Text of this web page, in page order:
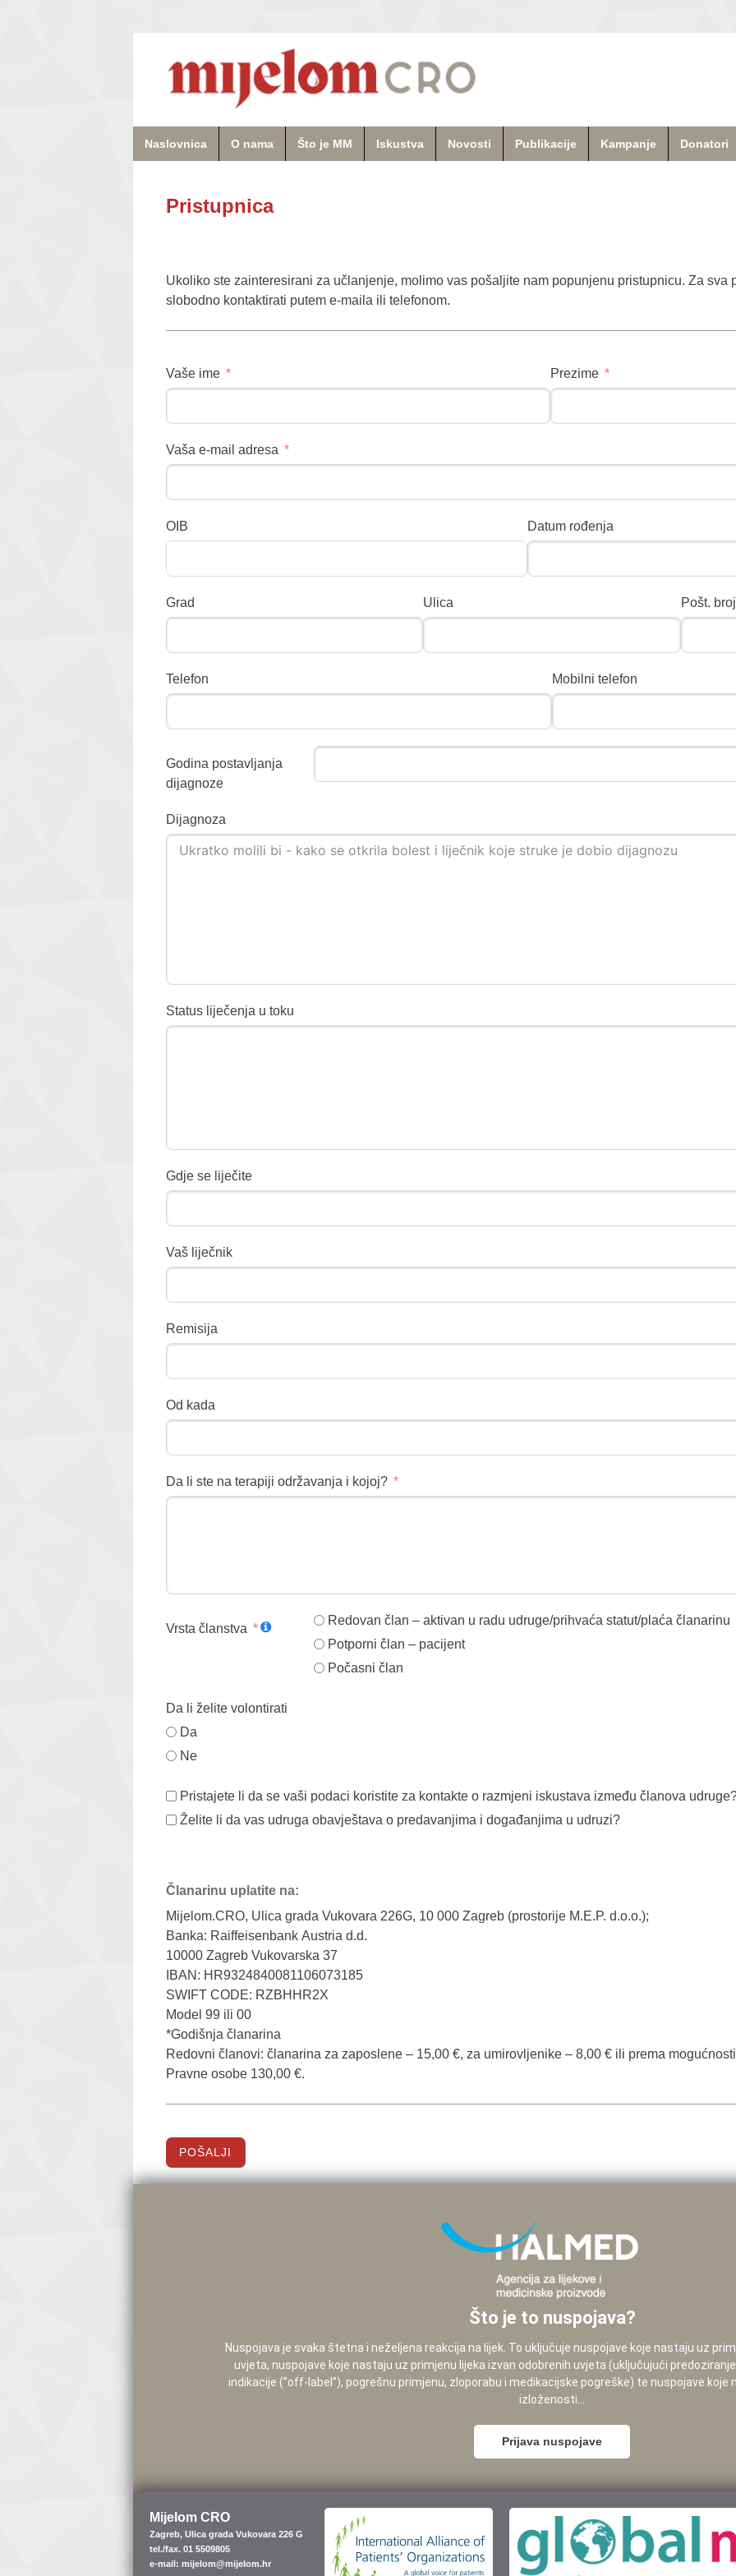
Naslovnica O nama Što je MM Iskustva Novosti Publikacije Kampanje Donatori
Pristupnica
Ukoliko ste zainteresirani za učlanjenje, molimo vas pošaljite nam popunjenu pristupnicu. Za sva
slobodno kontaktirati putem e-maila ili telefonom.
Vaše ime Prezime
Vaša e-mail adresa
OIB Datum rođenja
Grad Ulica Pošt. broj
Telefon Mobilni telefon
Godina postavljanja
dijagnoze
Dijagnoza
Status liječenja u toku
Gdje se liječite
Vaš liječnik
Remisija
Od kada
Da li ste na terapiji održavanja i kojoj?
Vrsta članstva
Redovan član – aktivan u radu udruge/prihvaća statut/plaća članarinu
Potporni član – pacijent
Počasni član
Da li želite volontirati
Da
Ne
Pristajete li da se vaši podaci koristite za kontakte o razmjeni iskustava između članova
Želite li da vas udruga obavještava o predavanjima i događanjima u udruzi?
Članarinu uplatite na:
Mijelom.CRO, Ulica grada Vukovara 226G, 10 000 Zagreb (prostorije M.E.P. d.o.o.);
Banka: Raiffeisenbank Austria d.d.
10000 Zagreb Vukovarska 37
IBAN: HR9324840081106073185
SWIFT CODE: RZBHHR2X
Model 99 ili 00
*Godišnja članarina
Redovni članovi: članarina za zaposlene – 15,00 €, za umirovljenike – 8,00 € ili prema
Pravne osobe 130,00 €.
POŠALJI
Što je to nuspojava?
Nuspojava je svaka štetna i neželjena reakcija na lijek. To uključuje nuspojave koje nastaju uz
uvjeta, nuspojave koje nastaju uz primjenu lijeka izvan odobrenih uvjeta (uključujući
indikacije (”off-label”), pogrešnu primjenu, zloporabu i medikacijske pogreške) te nuspojave
izloženosti...
Prijava nuspojave
Mijelom CRO
Zagreb, Ulica grada Vukovara 226 G
tel./fax. 01 5509805
e-mail: mijelom@mijelom.hr